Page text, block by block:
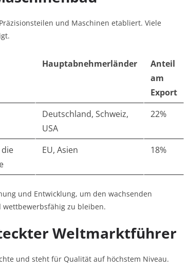
und Maschinen etabliert. Viele
Hauptabnehmerländer
Anteil
am
Export
Deutschland, Schweiz,
USA
22%
EU, Asien 18%
und Entwicklung, um den wachsenden
zu bleiben.
Weltmarktführer
und steht für Qualität auf höchstem Niveau.